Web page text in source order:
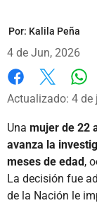
Por: Kalila Peña
4 de Jun, 2026
Facebook
X
Actualizado: 4 de
Una mujer de 22
avanza la
meses de edad,
La decisión fue
de la Nación le